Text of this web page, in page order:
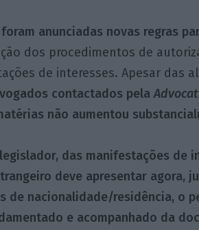
anunciadas novas regras
dos procedimentos de
de interesses. Apesar das
contactados pela
não aumentou
das manifestações de
deve apresentar agora,
de nacionalidade/residência, o
e acompanhado da